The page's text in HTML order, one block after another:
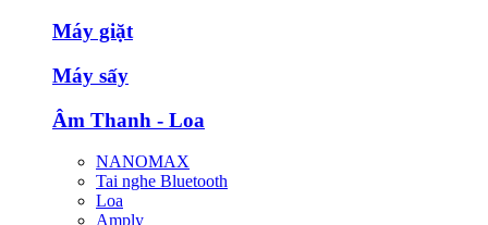
Máy giặt
Máy sấy
Âm Thanh - Loa
NANOMAX
Tai nghe Bluetooth
Loa
Amply